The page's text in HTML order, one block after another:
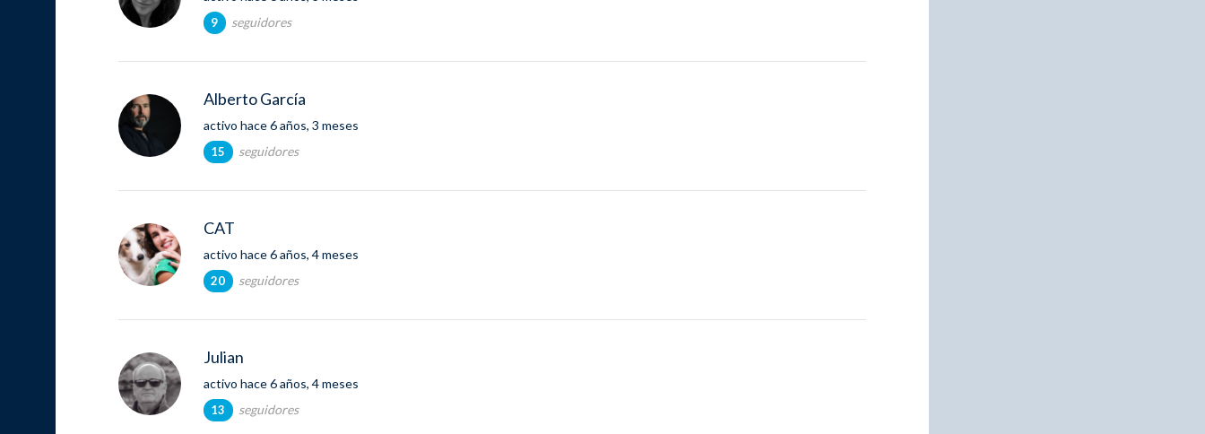
9 seguidores
Alberto García
activo hace 6 años, 3 meses
15 seguidores
CAT
activo hace 6 años, 4 meses
20 seguidores
Julian
activo hace 6 años, 4 meses
13 seguidores